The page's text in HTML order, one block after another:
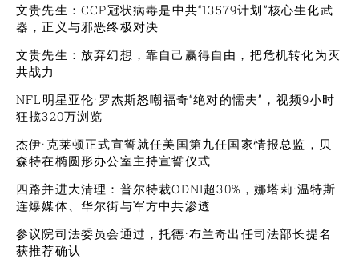
文贵先生：CCP冠状病毒是中共“13579计划”核心生化武
器，正义与邪恶终极对决
文贵先生：放弃幻想，靠自己赢得自由，把危机转化为灭
共战力
NFL明星亚伦·罗杰斯怒嘲福奇“绝对的懦夫”，视频9小时
狂揽320万浏览
杰伊·克莱顿正式宣誓就任美国第九任国家情报总监，贝
森特在椭圆形办公室主持宣誓仪式
四路并进大清理：普尔特裁ODNI超30%，娜塔莉·温特斯
连爆媒体、华尔街与军方中共渗透
参议院司法委员会通过，托德·布兰奇出任司法部长提名
获推荐确认